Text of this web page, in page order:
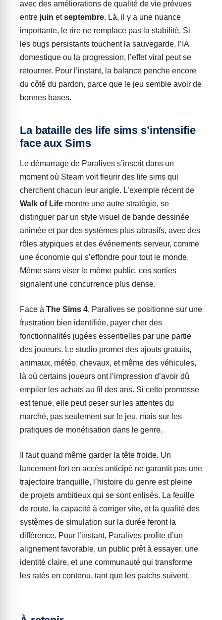
avec des améliorations de qualité de vie prévues
entre juin etseptembre. Là, il y a une nuance
importante, le rire ne remplace pas la stabilité. Si
les bugs persistants touchent la sauvegarde, l’IA
domestique ou la progression, l’effet viral peut se
retourner. Pour l’instant, la balance penche encore
du côté du pardon, parce que le jeu semble avoir de
bonnes bases.
La bataille des life sims s’intensifie
face aux Sims
Le démarrage de Paralives s’inscrit dans un
moment où Steam voit fleurir des life sims qui
cherchent chacun leur angle. L’exemple récent de
Walk of Life montre une autre stratégie, se
distinguer par un style visuel de bande dessinée
animée et par des systèmes plus abrasifs, avec des
rôles atypiques et des événements serveur, comme
une économie qui s’effondre pour tout le monde.
Même sans viser le même public, ces sorties
signalent une concurrence plus dense.
Face à The Sims 4, Paralives se positionne sur une
frustration bien identifiée, payer cher des
fonctionnalités jugées essentielles par une partie
des joueurs. Le studio promet des ajouts gratuits,
animaux, météo, chevaux, et même des véhicules,
là où certains joueurs ont l’impression d’avoir dû
empiler les achats au fil des ans. Si cette promesse
est tenue, elle peut peser sur les attentes du
marché, pas seulement sur le jeu, mais sur les
pratiques de monétisation dans le genre.
Il faut quand même garder la tête froide. Un
lancement fort en accès anticipé ne garantit pas une
trajectoire tranquille, l’histoire du genre est pleine
de projets ambitieux qui se sont enlisés. La feuille
de route, la capacité à corriger vite, et la qualité des
systèmes de simulation sur la durée feront la
différence. Pour l’instant, Paralives profite d’un
alignement favorable, un public prêt à essayer, une
identité claire, et une communauté qui transforme
les ratés en contenu, tant que les patchs suivent.